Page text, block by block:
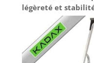
légèreté et